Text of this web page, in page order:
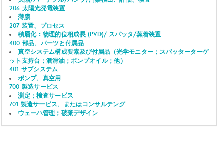
206 太陽光発電装置
薄膜
207 装置、プロセス
積層化：物理的位相成長 (PVD)/ スパッタ/蒸着装置
400 部品、パーツと付属品
真空システム構成要素及び付属品（光学モニター；スパッターターゲ
ット支持台；潤滑油；ポンプオイル；他）
401 サブシステム
ポンプ、真空用
700 製造サービス
測定；検査サービス
701 製造サービス、またはコンサルテング
ウェーハ管理；破棄デザイン